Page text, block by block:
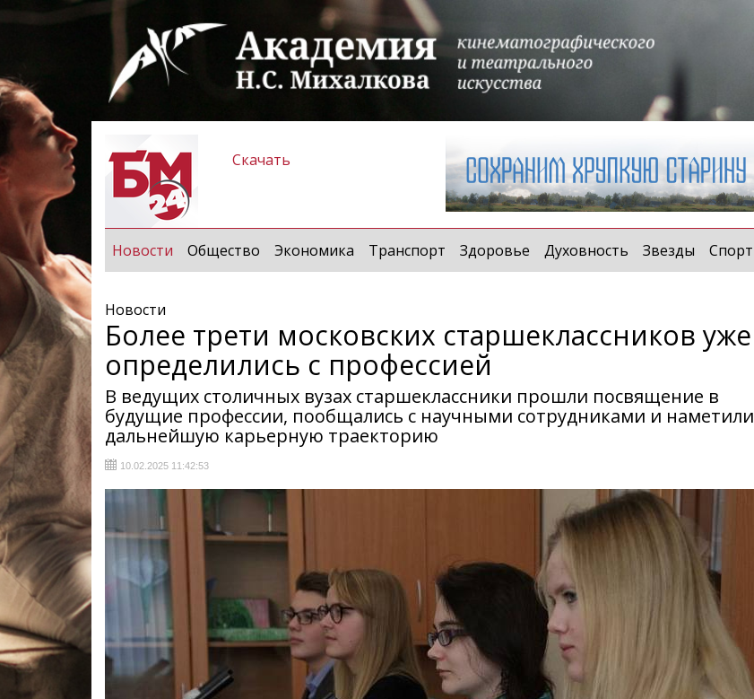
Скачать
Новости (current)
Общество Экономика Транспорт Здоровье Духовность Звезды Спорт
Новости
Более трети московских старшеклассников уже
определились с профессией
В ведущих столичных вузах старшеклассники прошли посвящение в
будущие профессии, пообщались с научными сотрудниками и наметили
дальнейшую карьерную траекторию
10.02.2025 11:42:53